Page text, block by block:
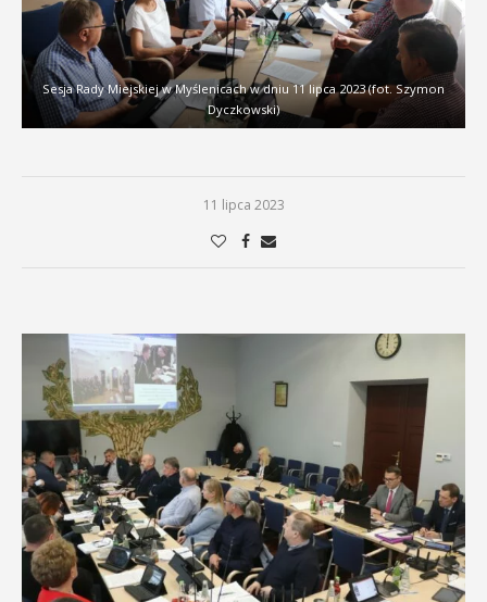
Sesja Rady Miejskiej w Myślenicach w dniu 11 lipca 2023 (fot. Szymon
Dyczkowski)
11 lipca 2023